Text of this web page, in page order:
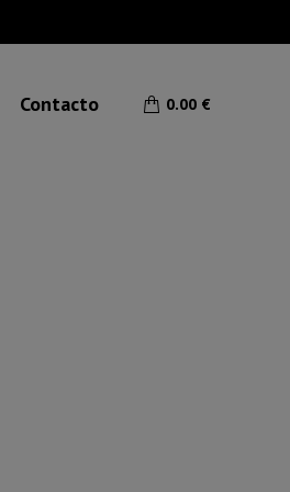
Contacto 0.00 €